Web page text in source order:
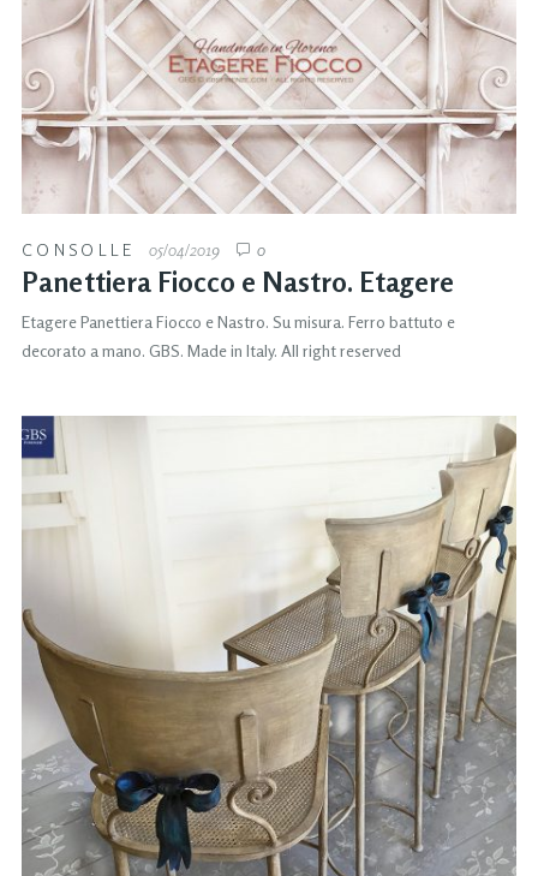
CONSOLLE 05/04/2019 0
Panettiera Fiocco e Nastro. Etagere
Etagere Panettiera Fiocco e Nastro. Su misura. Ferro battuto e
decorato a mano. GBS. Made in Italy. All right reserved